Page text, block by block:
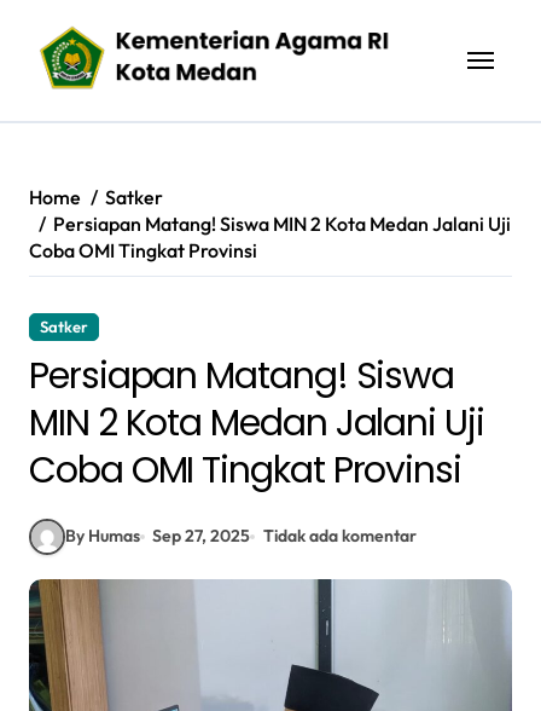
content
Home
Satker
Persiapan Matang! Siswa MIN 2 Kota Medan Jalani Uji
Coba OMI Tingkat Provinsi
Satker
Persiapan Matang! Siswa
MIN 2 Kota Medan Jalani Uji
Coba OMI Tingkat Provinsi
By Humas Sep 27, 2025 Tidak ada komentar